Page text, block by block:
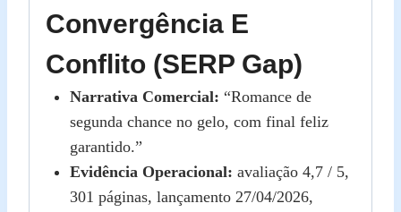
Convergência E
Conflito (SERP Gap)
Narrativa Comercial: “Romance de
segunda chance no gelo, com final feliz
garantido.”
Evidência Operacional: avaliação 4,7 / 5,
301 páginas, lançamento 27/04/2026,